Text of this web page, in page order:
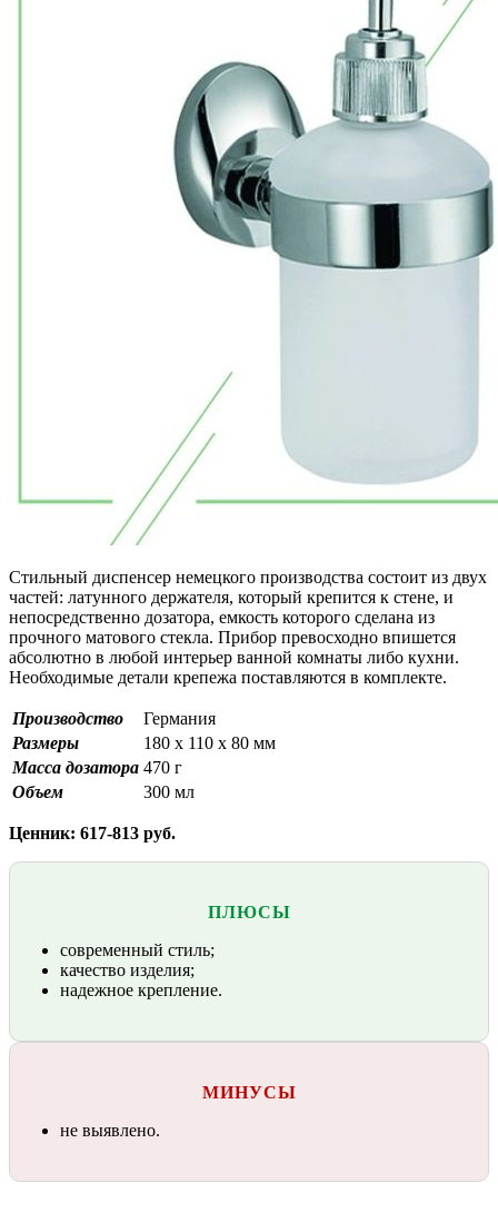
Стильный диспенсер немецкого производства состоит из двух
частей: латунного держателя, который крепится к стене, и
непосредственно дозатора, емкость которого сделана из
прочного матового стекла. Прибор превосходно впишется
абсолютно в любой интерьер ванной комнаты либо кухни.
Необходимые детали крепежа поставляются в комплекте.
Производство
Германия
Размеры
180 х 110 х 80 мм
Масса дозатора 470 г
Объем
300 мл
Ценник: 617-813 руб.
ПЛЮСЫ
современный стиль;
качество изделия;
надежное крепление.
МИНУСЫ
не выявлено.